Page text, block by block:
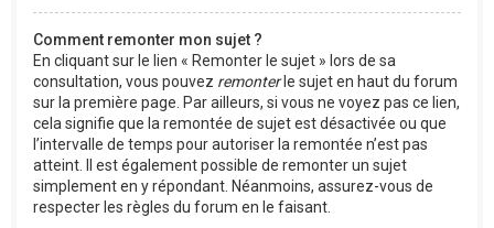
Comment remonter mon sujet ?
En cliquant sur le lien « Remonter le sujet » lors de sa
consultation, vous pouvez remonterle sujet en haut du forum
sur la première page. Par ailleurs, si vous ne voyez pas ce lien,
cela signifie que la remontée de sujet est désactivée ou que
l’intervalle de temps pour autoriser la remontée n’est pas
atteint. Il est également possible de remonter un sujet
simplement en y répondant. Néanmoins, assurez-vous de
respecter les règles du forum en le faisant.